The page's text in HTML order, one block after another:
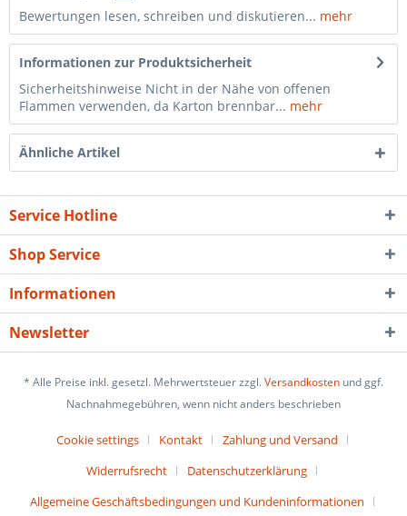
Bewertungen lesen, schreiben und diskutieren... mehr
Informationen zur Produktsicherheit
Sicherheitshinweise Nicht in der Nähe von offenen
Flammen verwenden, da Karton brennbar... mehr
Ähnliche Artikel
Service Hotline
Shop Service
Informationen
Newsletter
* Alle Preise inkl. gesetzl. Mehrwertsteuer zzgl.Versandkosten und ggf.
Nachnahmegebühren, wenn nicht anders beschrieben
Cookie settings Kontakt
Zahlung und Versand
Widerrufsrecht
Datenschutzerklärung
Allgemeine Geschäftsbedingungen und Kundeninformationen